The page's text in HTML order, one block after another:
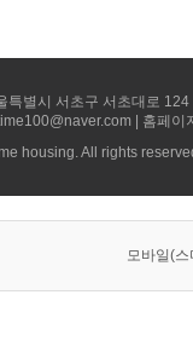
특별시 서초구 서초대로
| 홈페
housing. All rights
모바일(